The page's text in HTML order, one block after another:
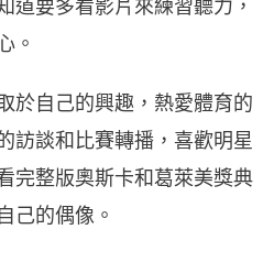
道要多看影片來練習聽力，
。
於自己的興趣，熱愛體育的
訪談和比賽轉播，喜歡明星
完整版奧斯卡和葛萊美獎典
己的偶像。